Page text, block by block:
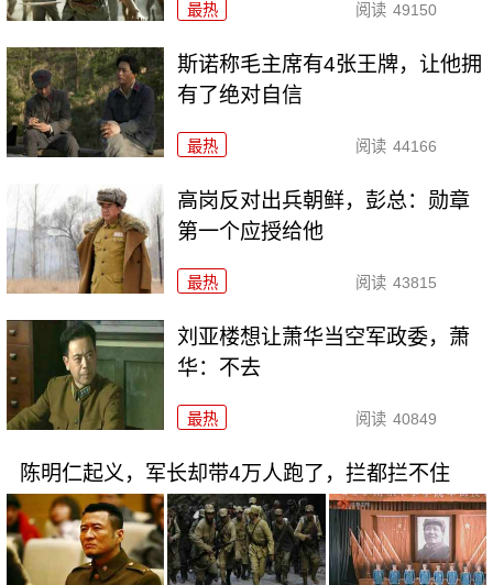
最热 阅读 49150
斯诺称毛主席有4张王牌，让他拥
有了绝对自信
最热 阅读 44166
高岗反对出兵朝鲜，彭总：勋章
第一个应授给他
最热 阅读 43815
刘亚楼想让萧华当空军政委，萧
华：不去
最热 阅读 40849
陈明仁起义，军长却带4万人跑了，拦都拦不住